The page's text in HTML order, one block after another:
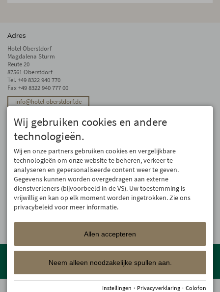
Adres
Hotel Oberstdorf
Magdalena Sturm
Reute 20
87561 Oberstdorf
Tel. +49 8322 940 770
Fax +49 8322 940 777 00
info@hotel-oberstdorf.de
Stay up to date
We will not forward your email address. And we don’t like spam, either. We
promise! You can unsubscribe at any time.
Register
Member of the Oberstdorf Resort family – the most beautiful
holiday accommodations in Oberstdorf with guaranteed skiing and
Wij gebruiken cookies en andere
technologieën.
Wij en onze partners gebruiken cookies en vergelijkbare
technologieën om onze website te beheren, verkeer te
analyseren en gepersonaliseerde content weer te geven.
Gegevens kunnen worden overgedragen aan externe
dienstverleners (bijvoorbeeld in de VS). Uw toestemming is
vrijwillig en kan op elk moment worden ingetrokken. Zie ons
privacybeleid voor meer informatie.
Allen accepteren
Neem alleen noodzakelijke spullen aan.
Instellingen · Privacyverklaring · Colofon